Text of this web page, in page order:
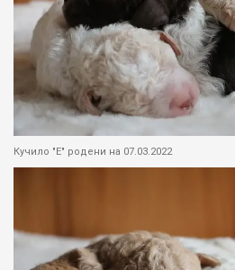
Кучило "Е" родени на 07.03.2022